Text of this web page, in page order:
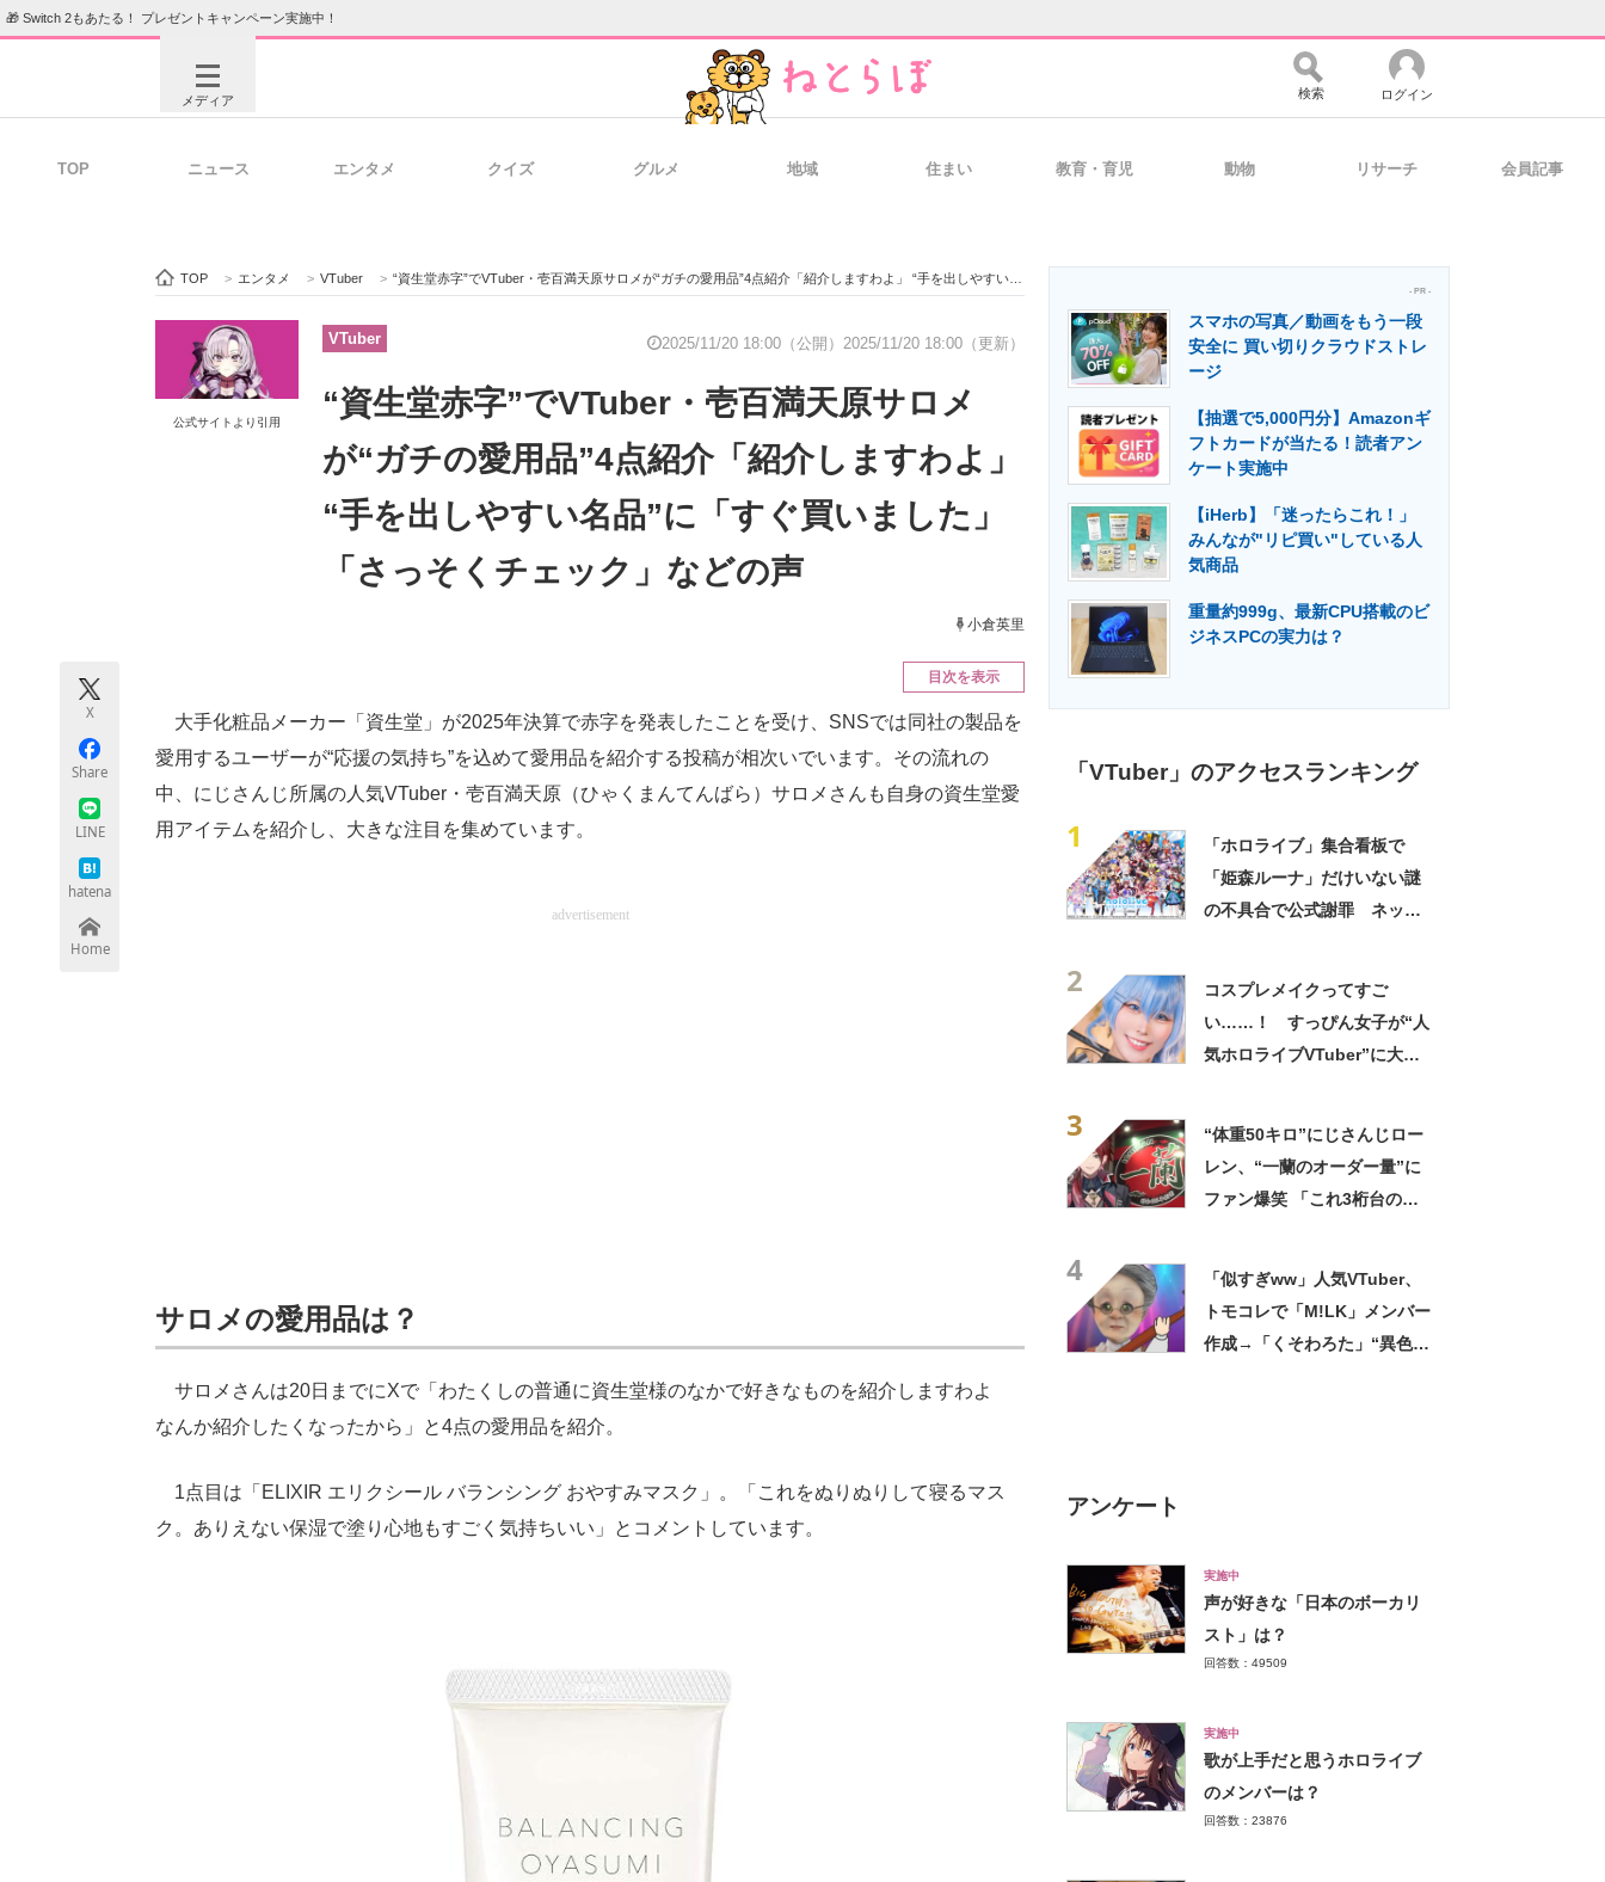
🎁 Switch 2もあたる！ プレゼントキャンペーン実施中！
メディア
ビジネスと働き方のヒント 経営リーダーのコミュニティ マーケ×ITの今がよく分かる
企業向けIT製品の総合サイト 製造業のIT導入・活用を支援
モノづくり技術者専門サイト 電子設計の基本と応用 エネルギーの専門メディア 建設×テクノロジーの最前線
検索 ログイン
TOP ニュース エンタメ クイズ グルメ 地域 住まい 教育・育児 動物 リサーチ 会員記事
TOP > エンタメ > VTuber > “資生堂赤字”でVTuber・壱百満天原サロメが“ガチの愛用品”4点紹介「紹介しますわよ」 “手を出しやすい名品”に「すぐ買いました」「さっそくチェック」などの声
公式サイトより引用
VTuber 2025/11/20 18:00（公開） 2025/11/20 18:00（更新）
“資生堂赤字”でVTuber・壱百満天原サロメ
が“ガチの愛用品”4点紹介「紹介しますわよ」
“手を出しやすい名品”に「すぐ買いました」
「さっそくチェック」などの声
小倉英里
X
Share
LINE
hatena
Home
目次を表示
大手化粧品メーカー「資生堂」が2025年決算で赤字を発表したことを受け、SNSでは同社の製品を
愛用するユーザーが“応援の気持ち”を込めて愛用品を紹介する投稿が相次いでいます。その流れの
中、にじさんじ所属の人気VTuber・壱百満天原（ひゃくまんてんばら）サロメさんも自身の資生堂愛
用アイテムを紹介し、大きな注目を集めています。
advertisement
サロメの愛用品は？
サロメさんは20日までにXで「わたくしの普通に資生堂様のなかで好きなものを紹介しますわよ
なんか紹介したくなったから」と4点の愛用品を紹介。
1点目は「ELIXIR エリクシール バランシング おやすみマスク」。「これをぬりぬりして寝るマス
ク。ありえない保湿で塗り心地もすごく気持ちいい」とコメントしています。
- PR -
スマホの写真／動画をもう一段
安全に 買い切りクラウドストレ
ージ
【抽選で5,000円分】Amazonギ
フトカードが当たる！読者アン
ケート実施中
【iHerb】「迷ったらこれ！」
みんなが"リピ買い"している人
気商品
重量約999g、最新CPU搭載のビ
ジネスPCの実力は？
「VTuber」のアクセスランキング
1
「ホロライブ」集合看板で
「姫森ルーナ」だけいない謎
の不具合で公式謝罪 ネット
2
コスプレメイクってすご
い……！ すっぴん女子が“人
気ホロライブVTuber”に大変
3
“体重50キロ”にじさんじロー
レン、“一蘭のオーダー量”に
ファン爆笑 「これ3桁台の人
4
「似すぎww」人気VTuber、
トモコレで「M!LK」メンバー
作成→「くそわろた」“異色す
アンケート
実施中
声が好きな「日本のボーカリ
スト」は？
回答数：49509
実施中
歌が上手だと思うホロライブ
のメンバーは？
回答数：23876